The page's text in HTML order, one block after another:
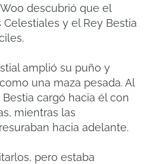
descubrió que el
y el Rey Bestia
amplió su puño y
una maza pesada. Al
cargó hacia él con
mientras las
hacia adelante.
pero estaba